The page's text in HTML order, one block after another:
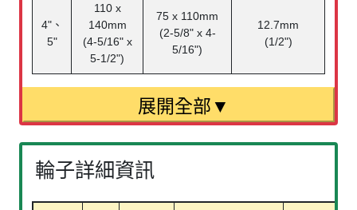
4"、
5"
110 x
140mm
(4-5/16" x
5-1/2")
75 x 110mm
(2-5/8" x 4-
5/16")
12.7mm
(1/2")
輪子詳細資訊